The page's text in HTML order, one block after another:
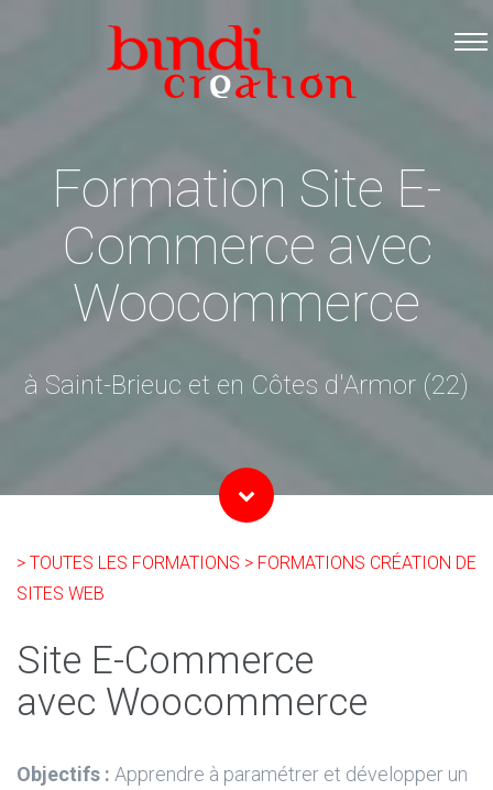
Accueil
Les formations
Logiciels Libres
Contact
Formation Site E-
Commerce avec
Woocommerce
à Saint-Brieuc et en Côtes d'Armor (22)
> TOUTES LES FORMATIONS > FORMATIONS CRÉATION DE
SITES WEB
Site E-Commerce
avec Woocommerce
Objectifs : Apprendre à paramétrer et développer un